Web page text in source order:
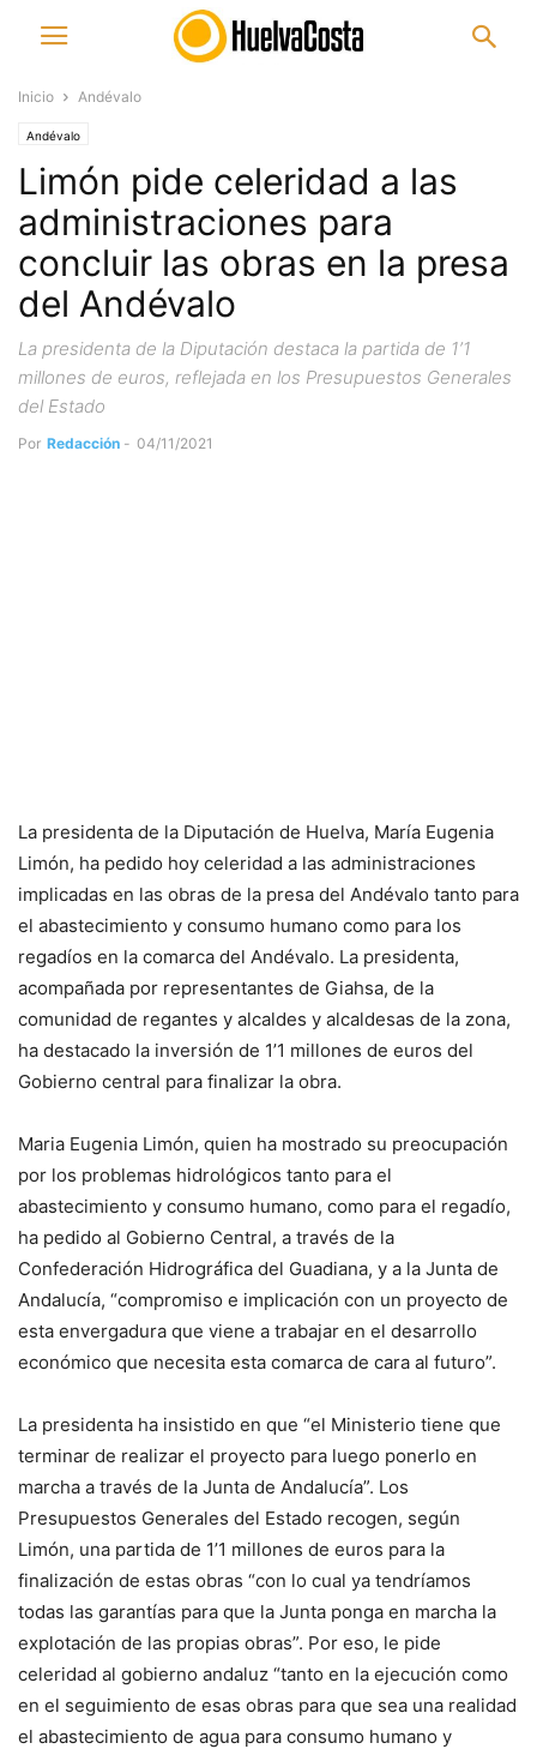
Inicio Andévalo
Andévalo
Limón pide celeridad a las
administraciones para
concluir las obras en la presa
del Andévalo
La presidenta de la Diputación destaca la partida de 1’1
millones de euros, reflejada en los Presupuestos Generales
del Estado
Por Redacción - 04/11/2021
La presidenta de la Diputación de Huelva, María Eugenia
Limón, ha pedido hoy celeridad a las administraciones
implicadas en las obras de la presa del Andévalo tanto para
el abastecimiento y consumo humano como para los
regadíos en la comarca del Andévalo. La presidenta,
acompañada por representantes de Giahsa, de la
comunidad de regantes y alcaldes y alcaldesas de la zona,
ha destacado la inversión de 1’1 millones de euros del
Gobierno central para finalizar la obra.
Maria Eugenia Limón, quien ha mostrado su preocupación
por los problemas hidrológicos tanto para el
abastecimiento y consumo humano, como para el regadío,
ha pedido al Gobierno Central, a través de la
Confederación Hidrográfica del Guadiana, y a la Junta de
Andalucía, “compromiso e implicación con un proyecto de
esta envergadura que viene a trabajar en el desarrollo
económico que necesita esta comarca de cara al futuro”.
La presidenta ha insistido en que “el Ministerio tiene que
terminar de realizar el proyecto para luego ponerlo en
marcha a través de la Junta de Andalucía”. Los
Presupuestos Generales del Estado recogen, según
Limón, una partida de 1’1 millones de euros para la
finalización de estas obras “con lo cual ya tendríamos
todas las garantías para que la Junta ponga en marcha la
explotación de las propias obras”. Por eso, le pide
celeridad al gobierno andaluz “tanto en la ejecución como
en el seguimiento de esas obras para que sea una realidad
el abastecimiento de agua para consumo humano y